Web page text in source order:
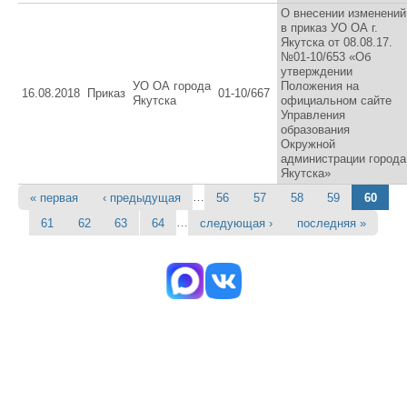
16.08.2018 Приказ
УО ОА города
Якутска
01-10/667
О внесении изменений
в приказ УО ОА г.
Якутска от 08.08.17.
№01-10/653 «Об
утверждении
Положения на
официальном сайте
Управления
образования
Окружной
администрации города
Якутска»
Страницы
« первая ‹ предыдущая 56 57 58 59
60
61
62 63 64 следующая › последняя »